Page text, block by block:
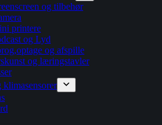
og tilbehør
printere
og Lyd
og afspille
og læringstavler
klimasensorer